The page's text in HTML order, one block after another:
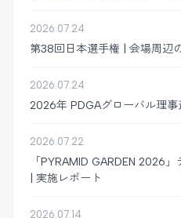
2026.07.24
第38回日本選手権 | 会場周辺
2026.07.24
2026年 PDGAグローバル理事
2026.07.22
「PYRAMID GARDEN 2026
| 実施レポート
2026.07.14